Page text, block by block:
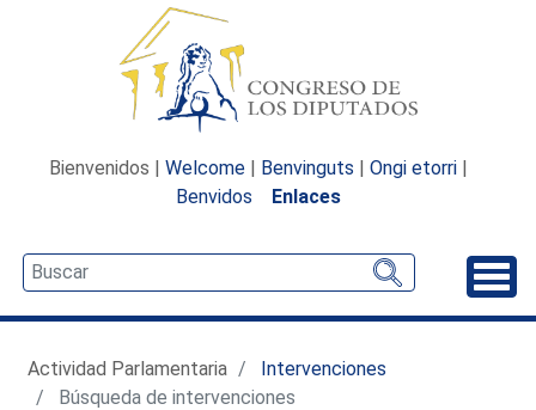
Bienvenidos | Welcome | Benvinguts | Ongi etorri |
Benvidos
Enlaces
Actividad Parlamentaria
Intervenciones
Búsqueda de intervenciones